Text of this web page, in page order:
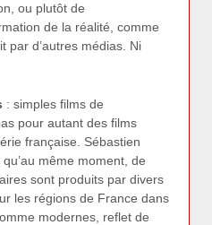
ou plutôt de
de la réalité, comme
par d’autres médias. Ni
: simples films de
pour autant des films
française. Sébastien
même moment, de
sont produits par divers
les régions de France dans
modernes, reflet de